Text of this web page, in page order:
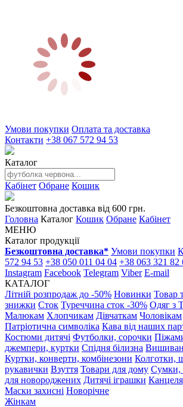
Умови покупки Оплата та доставка
Контакти +38 067 572 94 53
Каталог
Кабінет Обране Кошик
Безкоштовна доставка від 600 грн.
Головна Каталог Кошик Обране Кабінет
МЕНЮ
Каталог продукції
Безкоштовна доставка* Умови покупки
572 94 53 +38 050 011 04 04 +38 063 321 82
Instagram Facebook Telegram Viber E-mail
КАТАЛОГ
Літній розпродаж до -50% Новинки Товар
знижки Сток Туреччина сток -30% Одяг з
Малюкам Хлопчикам Дівчаткам Чоловікам
Патріотична символіка Кава від наших
Костюми дитячі Футболки, сорочки
джемпери, куртки Спідня білизна
Куртки, конверти, комбінезони Колготки,
рукавички Взуття Товари для дому Сумки,
для новороджених Дитячі іграшки
Маски захисні Новорічне
Жінкам